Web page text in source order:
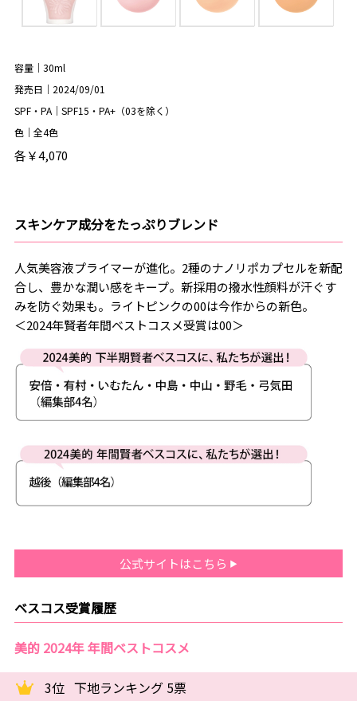
容量｜30ml
発売日｜2024/09/01
SPF・PA｜SPF15・PA+（03を除く）
色｜全4色
各￥4,070
スキンケア成分をたっぷりブレンド
人気美容液プライマーが進化。2種のナノリポカプセルを新配
合し、豊かな潤い感をキープ。新採用の撥水性顔料が汗ぐす
みを防ぐ効果も。ライトピンクの00は今作からの新色。
＜2024年賢者年間ベストコスメ受賞は00＞
公式サイトはこちら
ベスコス受賞履歴
美的 2024年 年間ベストコスメ
3位 下地ランキング 5票